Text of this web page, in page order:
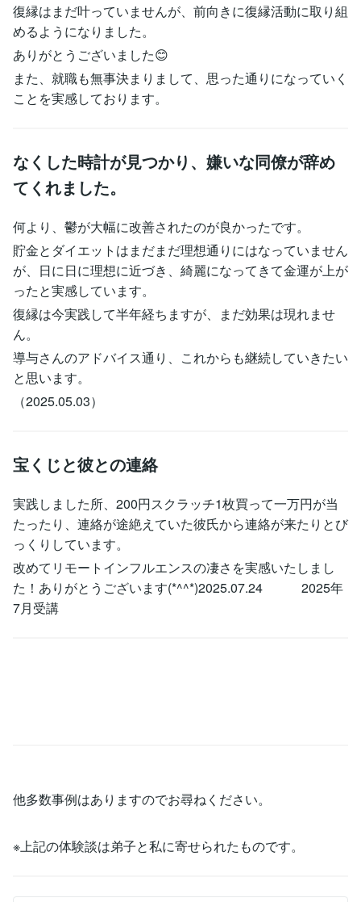
復縁はまだ叶っていませんが、前向きに復縁活動に取り組
めるようになりました。
ありがとうございました😊
また、就職も無事決まりまして、思った通りになっていく
ことを実感しております。
なくした時計が見つかり、嫌いな同僚が辞め
てくれました。
何より、鬱が大幅に改善されたのが良かったです。
貯金とダイエットはまだまだ理想通りにはなっていません
が、日に日に理想に近づき、綺麗になってきて金運が上が
ったと実感しています。
復縁は今実践して半年経ちますが、まだ効果は現れませ
ん。
導与さんのアドバイス通り、これからも継続していきたい
と思います。
（2025.05.03）
宝くじと彼との連絡
実践しました所、200円スクラッチ1枚買って一万円が当
たったり、連絡が途絶えていた彼氏から連絡が来たりとび
っくりしています。
改めてリモートインフルエンスの凄さを実感いたしまし
た！ありがとうございます(*^^*)2025.07.24 2025年
7月受講
他多数事例はありますのでお尋ねください。
※上記の体験談は弟子と私に寄せられたものです。